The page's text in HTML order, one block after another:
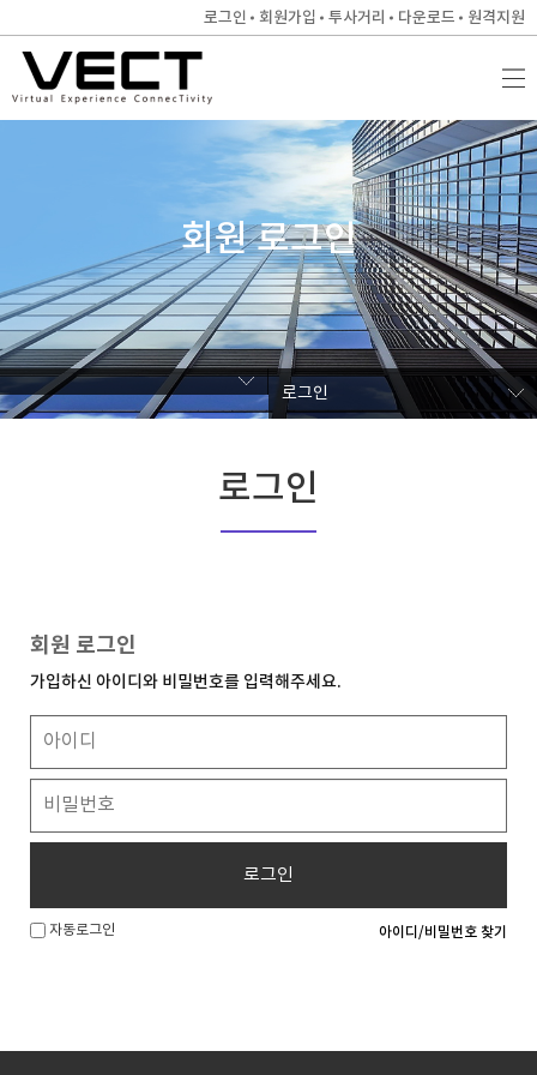
로그인 회원가입 투사거리 다운로드 원격지원
회원 로그인
로그인
로그인
회원 로그인
가입하신 아이디와 비밀번호를 입력해주세요.
로그인
자동로그인 아이디/비밀번호 찾기